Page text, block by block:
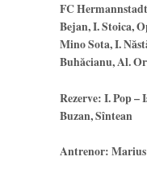
FC
Bejan, I. Stoica,
Mino Sota, I.
Buhăcianu, Al.
Rezerve: I. Pop –
Buzan, Sîntean
Antrenor: